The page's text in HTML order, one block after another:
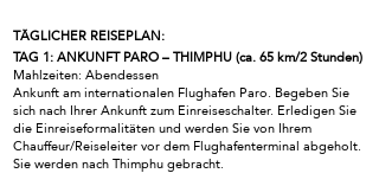
TÄGLICHER REISEPLAN:
TAG 1: ANKUNFT PARO – THIMPHU (ca. 65 km/2 Stunden)
Mahlzeiten: Abendessen
Ankunft am internationalen Flughafen Paro. Begeben Sie
sich nach Ihrer Ankunft zum Einreiseschalter. Erledigen Sie
die Einreiseformalitäten und werden Sie von Ihrem
Chauffeur/Reiseleiter vor dem Flughafenterminal abgeholt.
Sie werden nach Thimphu gebracht.